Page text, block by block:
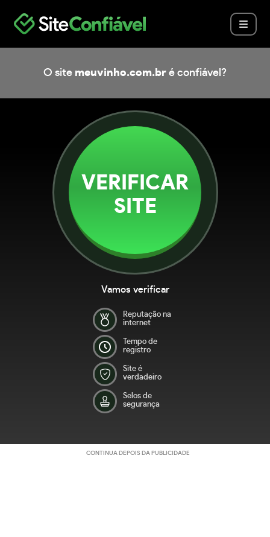
O site meuvinho.com.br é confiável?
VERIFICAR
SITE
Vamos verificar
Reputação na
internet
Tempo de
registro
Site é
verdadeiro
Selos de
segurança
CONTINUA DEPOIS DA PUBLICIDADE